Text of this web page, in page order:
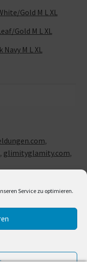
Service zu optimieren.
Gold M L XL
Gold M L XL
M L XL
,
, glimityglamity.com,